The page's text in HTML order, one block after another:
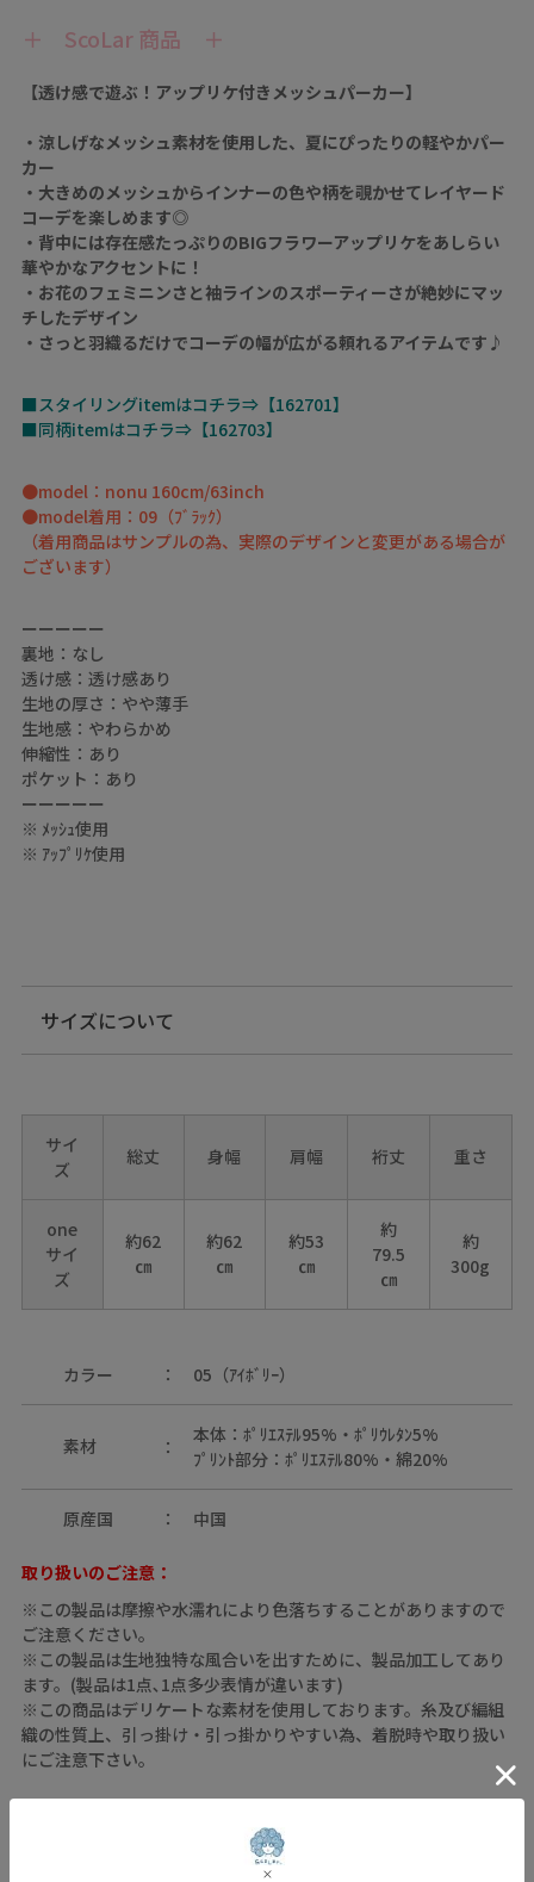
＋ ScoLar 商品 ＋
【透け感で遊ぶ！アップリケ付きメッシュパーカー】
・涼しげなメッシュ素材を使用した、夏にぴったりの軽やかパー
カー
・大きめのメッシュからインナーの色や柄を覗かせてレイヤード
コーデを楽しめます◎
・背中には存在感たっぷりのBIGフラワーアップリケをあしらい
華やかなアクセントに！
・お花のフェミニンさと袖ラインのスポーティーさが絶妙にマッ
チしたデザイン
・さっと羽織るだけでコーデの幅が広がる頼れるアイテムです♪
■スタイリングitemはコチラ⇒【162701】
■同柄itemはコチラ⇒【162703】
●model：nonu 160cm/63inch
●model着用：09（ﾌﾞﾗｯｸ）
（着用商品はサンプルの為、実際のデザインと変更がある場合が
ございます）
ーーーーー
裏地：なし
透け感：透け感あり
生地の厚さ：やや薄手
生地感：やわらかめ
伸縮性：あり
ポケット：あり
ーーーーー
※ ﾒｯｼｭ使用
※ ｱｯﾌﾟﾘｹ使用
サイズについて
サイ
ズ
総丈 身幅 肩幅 裄丈 重さ
one
サイ
ズ
約62
㎝
約62
㎝
約53
㎝
約
79.5
㎝
約
300g
カラー 05（ｱｲﾎﾞﾘｰ）
素材
本体：ﾎﾟﾘｴｽﾃﾙ95%・ﾎﾟﾘｳﾚﾀﾝ5%
ﾌﾟﾘﾝﾄ部分：ﾎﾟﾘｴｽﾃﾙ80%・綿20%
原産国 中国
取り扱いのご注意：
※この製品は摩擦や水濡れにより色落ちすることがありますので
ご注意ください。
※この製品は生地独特な風合いを出すために、製品加工してあり
ます。(製品は1点､1点多少表情が違います)
※この商品はデリケートな素材を使用しております。糸及び編組
織の性質上、引っ掛け・引っ掛かりやすい為、着脱時や取り扱い
にご注意下さい。